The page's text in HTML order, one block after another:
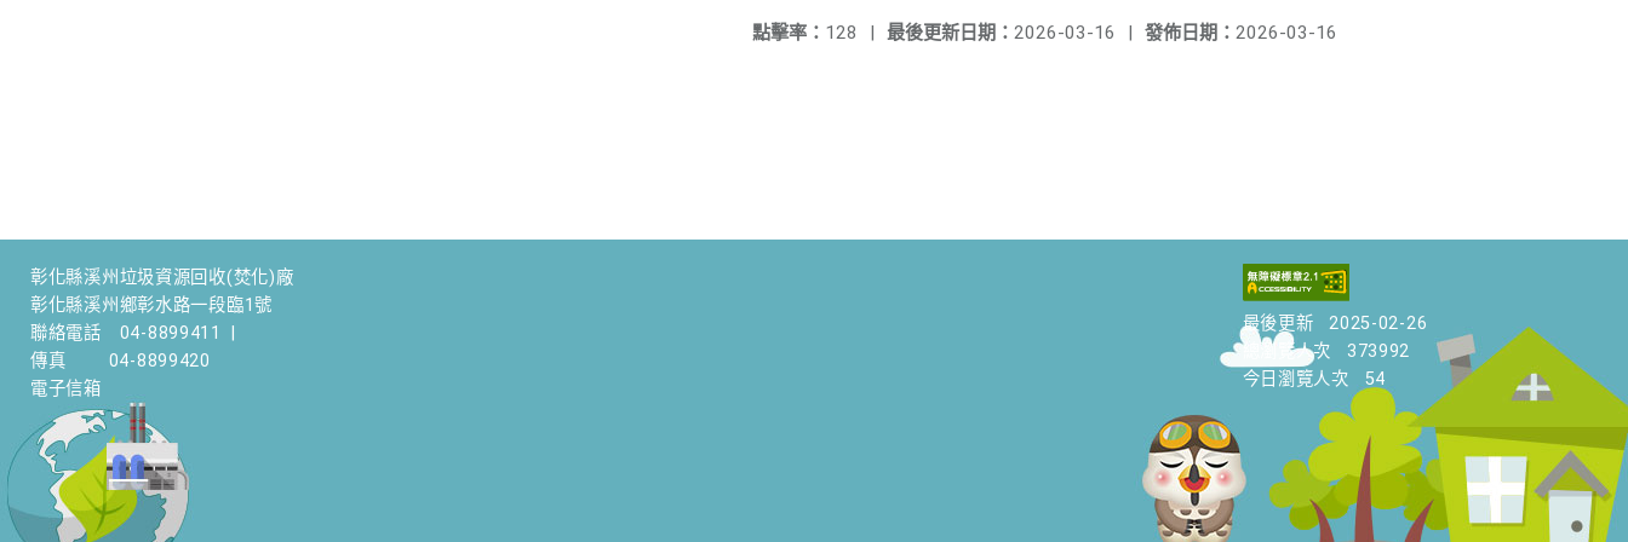
發佈日期： 2026-03-16
最後更新日期： 2026-03-16 |
點擊率： 128 |
彰化縣溪州垃圾資源回收(焚化)廠
彰化縣溪州鄉彰水路一段臨1號
聯絡電話
04-8899411
傳真
04-8899420
電子信箱
最後更新
2025-02-26
總瀏覽人次
373992
今日瀏覽人次
54